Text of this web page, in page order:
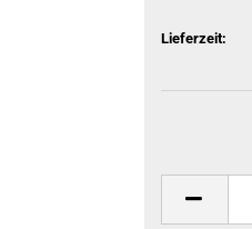
Lieferzeit: